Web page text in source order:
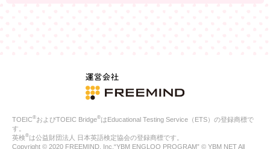
ご本人の同意がある場合
法令に基づく場合
人の生命、身体または財産の保護のために必要がある場合であ
公衆衛生の向上または児童の健全な育成の推進のために特に必
合
TOEIC®およびTOEIC Bridge®はEducational Testing Service（ETS）の登録商標で
す。
英検®は公益財団法人 日本英語検定協会の登録商標です。
Copyright © 2020 FREEMIND, Inc.“YBM ENGLOO PROGRAM” © YBM NET All